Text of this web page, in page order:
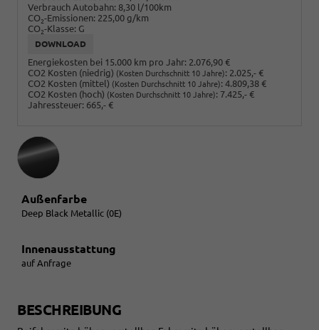
Verbrauch Autobahn: 8,30 l/100km
CO2-Emissionen: 225,00 g/km
CO2-Klasse: G
DOWNLOAD
Energiekosten bei 15.000 km pro Jahr: 2.076,90 €
CO2 Kosten (niedrig) (Kosten Durchschnitt 10 Jahre): 2.025,- €
CO2 Kosten (mittel) (Kosten Durchschnitt 10 Jahre): 4.809,38 €
CO2 Kosten (hoch) (Kosten Durchschnitt 10 Jahre): 7.425,- €
Jahressteuer: 665,- €
Außenfarbe
Deep Black Metallic (0E)
Innenausstattung
auf Anfrage
BESCHREIBUNG